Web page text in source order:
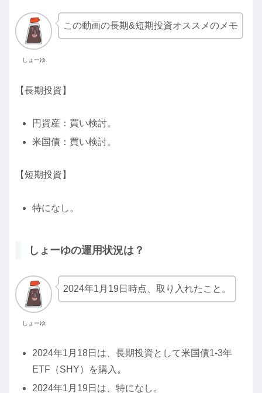
しょーゆ
この動画の長期&短期投資オススメのメモ
【長期投資】
円資産：買い検討。
米国債：買い検討。
【短期投資】
特になし。
しょーゆの運用状況は？
しょーゆ
2024年1月19日時点、取り入れたこと。
2024年1月18日は、長期投資として米国債1-3年
ETF（SHY）を購入。
2024年1月19日は、特になし。